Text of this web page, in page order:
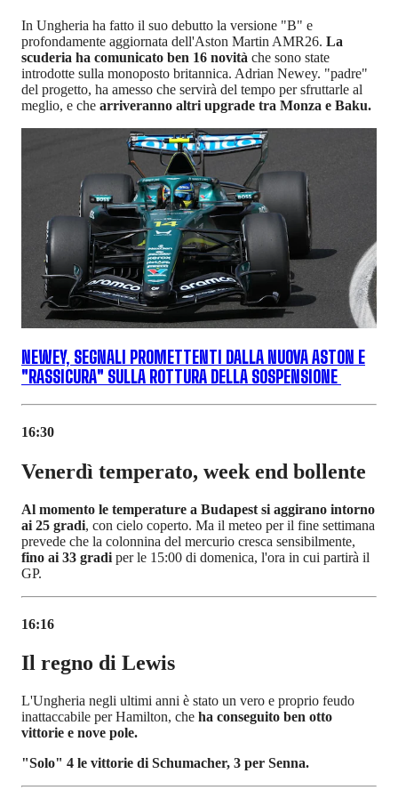
In Ungheria ha fatto il suo debutto la versione "B" e
profondamente aggiornata dell'Aston Martin AMR26. La
scuderia ha comunicato ben 16 novità che sono state
introdotte sulla monoposto britannica. Adrian Newey. "padre"
del progetto, ha amesso che servirà del tempo per sfruttarle al
meglio, e che arriveranno altri upgrade tra Monza e Baku.
NEWEY, SEGNALI PROMETTENTI DALLA NUOVA ASTON E
"RASSICURA" SULLA ROTTURA DELLA SOSPENSIONE
16:30
Venerdì temperato, week end bollente
Al momento le temperature a Budapest si aggirano intorno
ai 25 gradi, con cielo coperto. Ma il meteo per il fine settimana
prevede che la colonnina del mercurio cresca sensibilmente,
fino ai 33 gradi per le 15:00 di domenica, l'ora in cui partirà il
GP.
16:16
Il regno di Lewis
L'Ungheria negli ultimi anni è stato un vero e proprio feudo
inattaccabile per Hamilton, che ha conseguito ben otto
vittorie e nove pole.
"Solo" 4 le vittorie di Schumacher, 3 per Senna.